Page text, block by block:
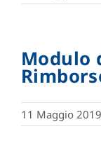
Modulo
11 Maggio 2019